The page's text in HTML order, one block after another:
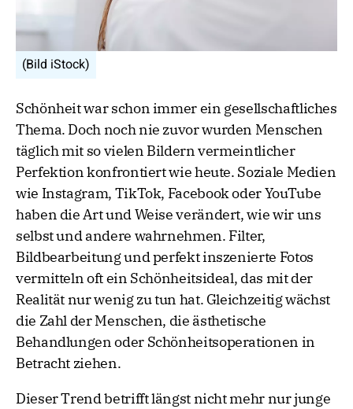
(Bild iStock)
Schönheit war schon immer ein gesellschaftliches
Thema. Doch noch nie zuvor wurden Menschen
täglich mit so vielen Bildern vermeintlicher
Perfektion konfrontiert wie heute. Soziale Medien
wie Instagram, TikTok, Facebook oder YouTube
haben die Art und Weise verändert, wie wir uns
selbst und andere wahrnehmen. Filter,
Bildbearbeitung und perfekt inszenierte Fotos
vermitteln oft ein Schönheitsideal, das mit der
Realität nur wenig zu tun hat. Gleichzeitig wächst
die Zahl der Menschen, die ästhetische
Behandlungen oder Schönheitsoperationen in
Betracht ziehen.
Dieser Trend betrifft längst nicht mehr nur junge